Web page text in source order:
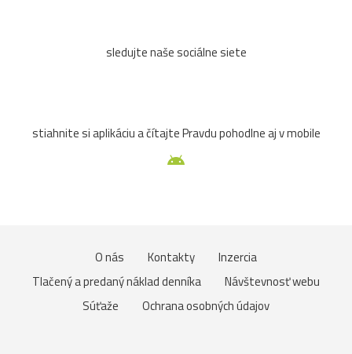
sledujte naše sociálne siete
stiahnite si aplikáciu a čítajte Pravdu pohodlne aj v mobile
O nás Kontakty
Inzercia
Tlačený a predaný náklad denníka
Návštevnosť webu
Súťaže
Ochrana osobných údajov